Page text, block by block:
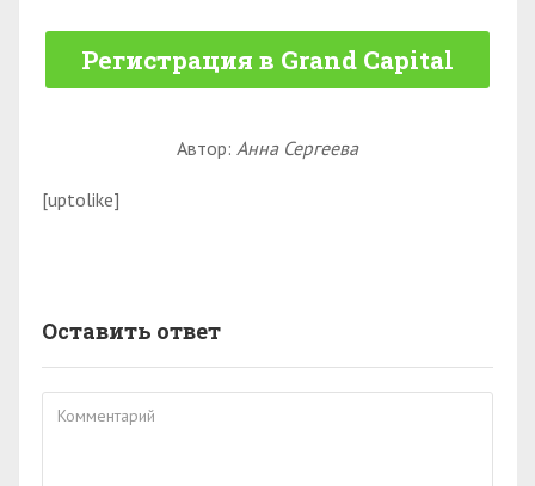
Регистрация в Grand Capital
Автор: Анна Сергеева
[uptolike]
Оставить ответ